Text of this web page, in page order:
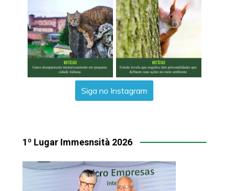
Siga no Instagram
1º Lugar Immesnsità 2026